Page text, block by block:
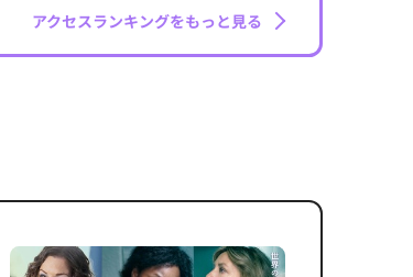
アクセスランキングをもっと見る